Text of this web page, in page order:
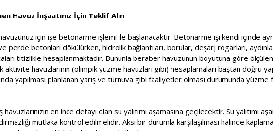
Havuz İnşaatınız İçin Teklif Alın
için işe betonarme işlemi ile başlanacaktır. Betonarme işi kendi içinde
perde betonları dökülürken, hidrolik bağlantıları, borular, deşarj rögarları,
titizlikle hesaplanmaktadır. Bununla beraber havuzunun boyutuna göre
aktivite havuzlarının (olimpik yüzme havuzları gibi) hesaplamaları baştan doğru
yapılması planlanan yarış ve turnuva gibi faaliyetler olması durumunda
en ince detayı olan su yalıtımı aşamasına geçilecektir. Su yalıtımı
mutlaka kontrol edilmelidir. Aksi bir durumla karşılaşılması halinde